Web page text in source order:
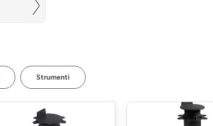
Strumenti